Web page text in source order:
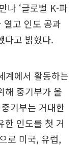
나 ‘글로벌 K-파
고 인도 공과
다고 밝혔다.
계에서 활동하는
해 중기부가 올
기부는 거대한
한 인도를 첫 거
로 미국, 유럽,